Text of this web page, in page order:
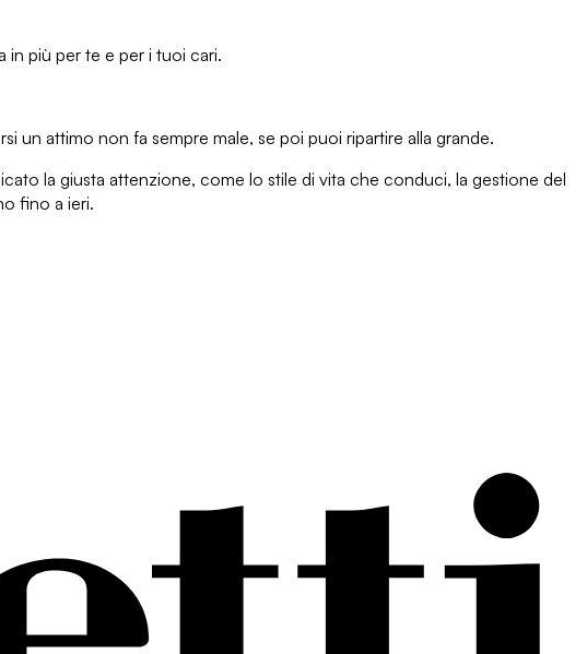
più per te e per i tuoi cari.
un attimo non fa sempre male, se poi puoi ripartire alla grande.
la giusta attenzione, come lo stile di vita che conduci, la gestione del
fino a ieri.